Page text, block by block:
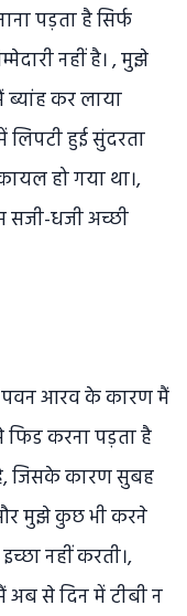
पड़ता है सिर्फ
नहीं है। , मुझे
ब्यांह कर लाया
लिपटी हुई सुंदरता
हो गया था।,
सजी-धजी अच्छी
पवन आरव के कारण मैं
फिड करना पड़ता है
जिसके कारण सुबह
और मुझे कुछ भी करने
नहीं करती।,
से दिन में टीबी न